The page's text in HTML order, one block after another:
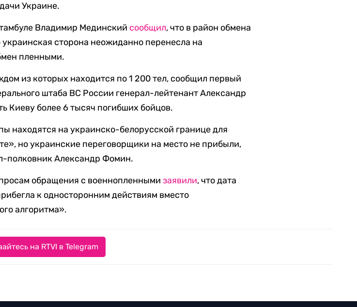
Украине.
Владимир Мединский сообщил, что в район обмена
сторона неожиданно перенесла на
пленными.
из которых находится по 1 200 тел, сообщил первый
штаба ВС России генерал-лейтенант Александр
Киеву более 6 тысяч погибших бойцов.
находятся на украинско-белорусской границе для
но украинские переговорщики на место не прибыли,
полковник Александр Фомин.
обращения с военнопленными заявили, что дата
к односторонним действиям вместо
алгоритма».
на RTVI в Telegram